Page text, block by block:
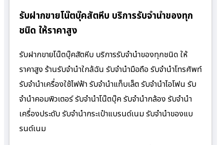
รับฝากขายโน๊ตบุ๊คสัตหีบ บริการรับจำนำของทุก
ชนิด ให้ราคาสูง
รับฝากขายโน๊ตบุ๊คสัตหีบ บริการรับจำนำของทุกชนิด ให้
ราคาสูง ร้านรับจํานําใกล้ฉัน รับจำนำมือถือ รับจำนำโทรศัพท์
รับจำนำเครื่องใช้ไฟฟ้า รับจำนำแท็บเล็ต รับจำนำไอโฟน รับ
จำนำคอมพิวเตอร์ รับจำนำโน๊ตบุ๊ค รับจำนำกล้อง รับจำนำ
เครื่องประดับ รับจำนำกระเป๋าแบรนด์เนม รับจำนำของแบ
รนด์เนม